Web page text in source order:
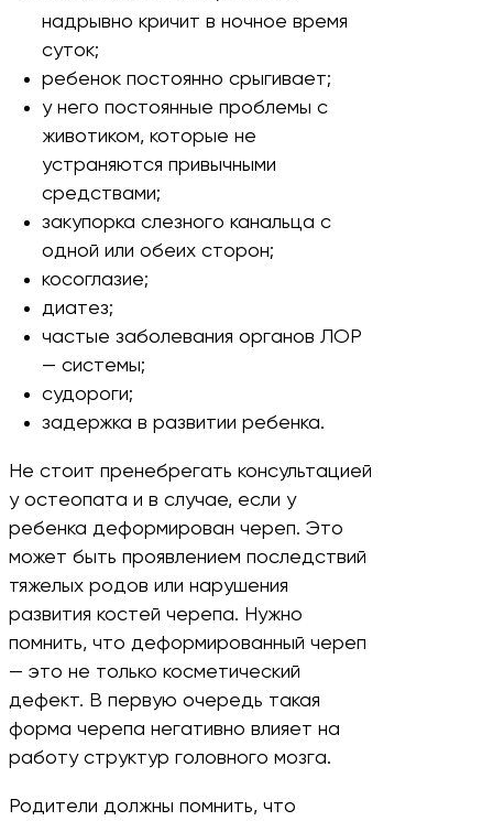
надрывно кричит в ночное время
суток;
ребенок постоянно срыгивает;
у него постоянные проблемы с
животиком, которые не
устраняются привычными
средствами;
закупорка слезного канальца с
одной или обеих сторон;
косоглазие;
диатез;
частые заболевания органов ЛОР
— системы;
судороги;
задержка в развитии ребенка.
Не стоит пренебрегать консультацией
у остеопата и в случае, если у
ребенка деформирован череп. Это
может быть проявлением последствий
тяжелых родов или нарушения
развития костей черепа. Нужно
помнить, что деформированный череп
— это не только косметический
дефект. В первую очередь такая
форма черепа негативно влияет на
работу структур головного мозга.
Родители должны помнить, что